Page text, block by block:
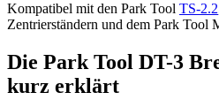
Kompatibel mit den Park Tool TS-2.2
Zentrierständern und dem Park Tool
Die Park Tool DT-3
kurz erklärt